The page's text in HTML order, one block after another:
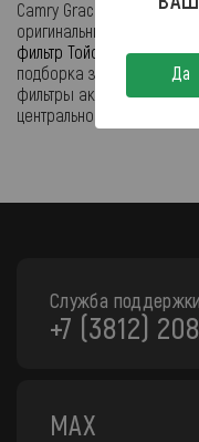
Camry Gracia с
оригинальные и
фильтр Тойота
с
подборка запчастей для
фильтры акпп для
центрального склада или
Служба
+7 (3812)
MAX
Да